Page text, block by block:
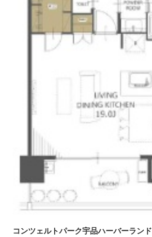
コンツェルトパーク宇品ハーバーランド